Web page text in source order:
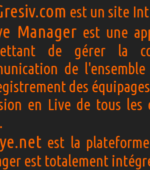
est un site
Manager est une
de gérer la
de
des
en Live de tous les
est la
est totalement